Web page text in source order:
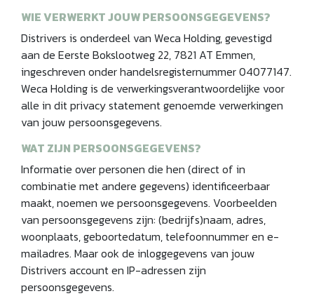
WIE VERWERKT JOUW PERSOONSGEGEVENS?
Distrivers is onderdeel van Weca Holding, gevestigd
aan de Eerste Bokslootweg 22, 7821 AT Emmen,
ingeschreven onder handelsregisternummer 04077147.
Weca Holding is de verwerkingsverantwoordelijke voor
alle in dit privacy statement genoemde verwerkingen
van jouw persoonsgegevens.
WAT ZIJN PERSOONSGEGEVENS?
Informatie over personen die hen (direct of in
combinatie met andere gegevens) identificeerbaar
maakt, noemen we persoonsgegevens. Voorbeelden
van persoonsgegevens zijn: (bedrijfs)naam, adres,
woonplaats, geboortedatum, telefoonnummer en e-
mailadres. Maar ook de inloggegevens van jouw
Distrivers account en IP-adressen zijn
persoonsgegevens.